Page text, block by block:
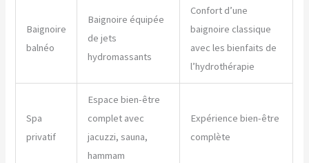
Baignoire
balnéo
Baignoire équipée
de jets
hydromassants
Confort d’une
baignoire classique
avec les bienfaits de
l’hydrothérapie
Spa
privatif
Espace bien-être
complet avec
jacuzzi, sauna,
hammam
Expérience bien-être
complète